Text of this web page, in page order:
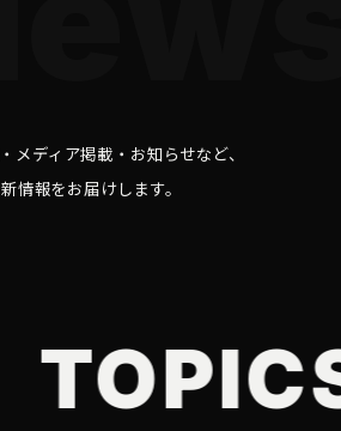
メディア掲載・お知らせなど、
情報をお届けします。